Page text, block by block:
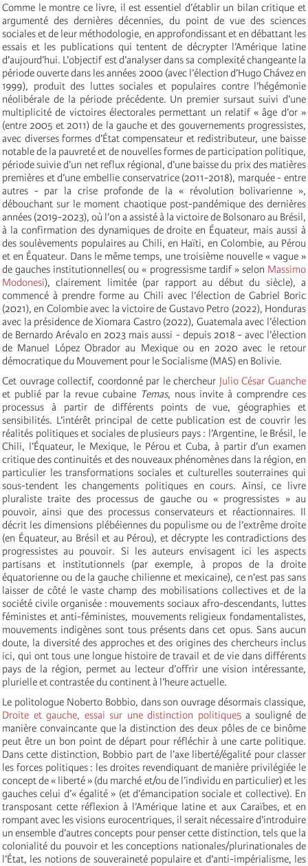
Comme le montre ce livre, il est essentiel d’établir un bilan critique et
argumenté des dernières décennies, du point de vue des sciences
sociales et de leur méthodologie, en approfondissant et en débattant les
essais et les publications qui tentent de décrypter l’Amérique latine
d’aujourd’hui. L’objectif est d’analyser dans sa complexité changeante la
période ouverte dans les années 2000 (avec l’élection d’Hugo Chávez en
1999), produit des luttes sociales et populaires contre l’hégémonie
néolibérale de la période précédente. Un premier sursaut suivi d’une
multiplicité de victoires électorales permettant un relatif « âge d’or »
(entre 2005 et 2011) de la gauche et des gouvernements progressistes,
avec diverses formes d’État compensateur et redistributeur, une baisse
notable de la pauvreté et de nouvelles formes de participation politique,
période suivie d’un net reflux régional, d’une baisse du prix des matières
premières et d’une embellie conservatrice (2011-2018), marquée - entre
autres - par la crise profonde de la « révolution bolivarienne »,
débouchant sur le moment chaotique post-pandémique des dernières
années (2019-2023), où l’on a assisté à la victoire de Bolsonaro au Brésil,
à la confirmation des dynamiques de droite en Équateur, mais aussi à
des soulèvements populaires au Chili, en Haïti, en Colombie, au Pérou
et en Équateur. Dans le même temps, une troisième nouvelle « vague »
de gauches institutionnelles( ou « progressisme tardif » selon Massimo
Modonesi), clairement limitée (par rapport au début du siècle), a
commencé à prendre forme au Chili avec l’élection de Gabriel Boric
(2021), en Colombie avec la victoire de Gustavo Petro (2022), Honduras
avec la présidence de Xiomara Castro (2022), Guatemala avec l’élection
de Bernardo Arévalo en 2023 mais aussi - depuis 2018 - avec l’élection
de Manuel López Obrador au Mexique ou en 2020 avec le retour
démocratique du Mouvement pour le Socialisme (MAS) en Bolivie.
Cet ouvrage collectif, coordonné par le chercheur Julio César Guanche
et publié par la revue cubaine Temas, nous invite à comprendre ces
processus à partir de différents points de vue, géographies et
sensibilités. L’intérêt principal de cette publication est de couvrir les
réalités politiques et sociales de plusieurs pays : l’Argentine, le Brésil, le
Chili, l’Équateur, le Mexique, le Pérou et Cuba, à partir d’un examen
critique des continuités et des nouveaux phénomènes dans la région, en
particulier les transformations sociales et culturelles souterraines qui
sous-tendent les changements politiques en cours. Ainsi, ce livre
pluraliste traite des processus de gauche ou « progressistes » au
pouvoir, ainsi que des processus conservateurs et réactionnaires. Il
décrit les dimensions plébéiennes du populisme ou de l’extrême droite
(en Équateur, au Brésil et au Pérou), et décrypte les contradictions des
progressistes au pouvoir. Si les auteurs envisagent ici les aspects
partisans et institutionnels (par exemple, à propos de la droite
équatorienne ou de la gauche chilienne et mexicaine), ce n’est pas sans
laisser de côté le vaste champ des mobilisations collectives et de la
société civile organisée : mouvements sociaux afro-descendants, luttes
féministes et anti-féministes, mouvements religieux fondamentalistes,
mouvements indigènes sont tous présents dans cet opus. Sans aucun
doute, la diversité des approches et des origines des chercheurs inclus
ici, qui ont tous une longue histoire de travail et de vie dans différents
pays de la région, permet au lecteur d’offrir une vision intéressante,
plurielle et contrastée du continent à l’heure actuelle.
Le politologue Noberto Bobbio, dans son ouvrage désormais classique,
Droite et gauche, essai sur une distinction politique5a souligné de
manière convaincante que la distinction des deux pôles de ce binôme
peut être un bon point de départ pour réfléchir à une carte politique.
Dans cette distinction, Bobbio part de l’axe liberté/égalité pour classer
les forces politiques : les droites revendiquant de manière privilégiée le
concept de « liberté » (du marché et/ou de l’individu en particulier) et les
gauches celui d’« égalité » (et d’émancipation sociale et collective). En
transposant cette réflexion à l’Amérique latine et aux Caraïbes, et en
rompant avec les visions eurocentriques, il serait nécessaire d’introduire
un ensemble d’autres concepts pour penser cette distinction, tels que la
colonialité du pouvoir et les conceptions nationales/plurinationales de
l’État, les notions de souveraineté populaire et d’anti-impérialisme, les